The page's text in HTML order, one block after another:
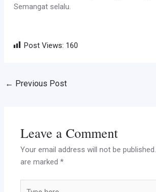
Semangat selalu.
Post Views: 160
← Previous Post
Leave a Comment
Your email address will not be published.
are marked*